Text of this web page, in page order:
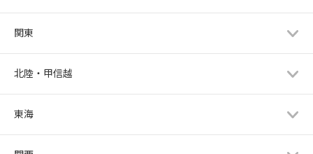
関東
北陸・甲信越
東海